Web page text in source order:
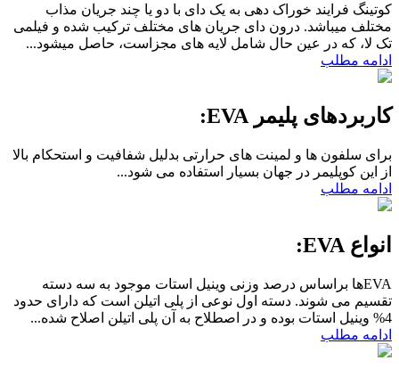
کوتینگ فرایند خوراک دهی به یک دای با دو یا چند جریان مذاب
مختلف میباشد. درون دای جریان های مختلف ترکیب شده و فیلمی
تک لا، که در عین حال شامل لایه های مجزاست، حاصل میشود...
ادامه مطلب
کاربردهای پلیمر EVA:
برای سلفون ها و لمینت های حرارتی بدلیل شفافیت و استحکام بالا
از این کوپلیمر در جهان بسیار استفاده می شود...
ادامه مطلب
انواع EVA:
EVAها براساس درصد وزنی وینیل استات موجود به سه دسته
تقسیم می شوند. دسته اول نوعی از پلی اتیلن است که دارای حدود
4% وینیل استات بوده و در اصطلاح به آن پلی اتیلن اصلاح شده...
ادامه مطلب